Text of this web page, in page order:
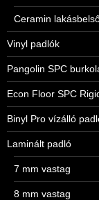
Ceramin
Vinyl padlók
Pangolin SPC
Econ Floor SPC
Binyl Pro vízálló
Laminált padló
7 mm vastag
8 mm vastag